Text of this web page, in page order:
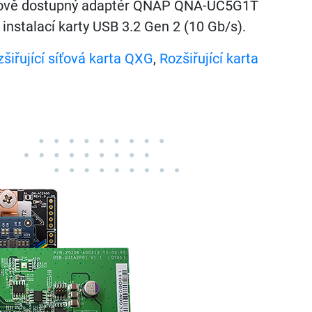
dostupný adaptér QNAP QNA-UC5G1T
karty USB 3.2 Gen 2 (10 Gb/s).
síťová karta QXG, Rozšiřující karta